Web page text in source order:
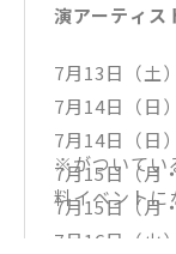
演アーティス
7月13日（土
7月14日（日
7月14日（日
7月15日（月
7月15日（月
7月16日（火
※がついてい
料イベントに